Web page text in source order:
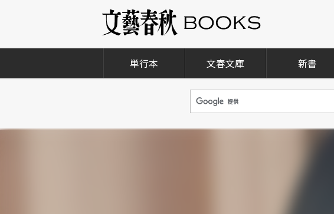
単行本 文春文庫 新書